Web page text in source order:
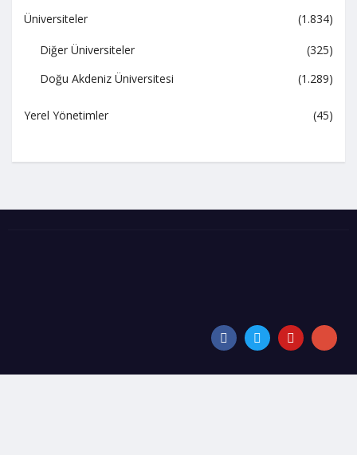
Üniversiteler
(1.834)
Diğer Üniversiteler
(325)
Doğu Akdeniz Üniversitesi
(1.289)
Yerel Yönetimler (45)